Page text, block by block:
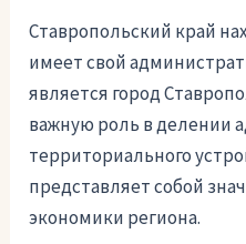
Ставропольский край
имеет свой
является город
важную роль в делении
территориального
представляет собой
экономики региона.